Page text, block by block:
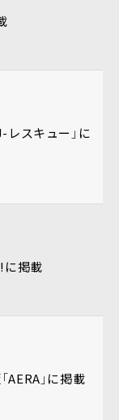
スキュー」に
に掲載
」に掲載